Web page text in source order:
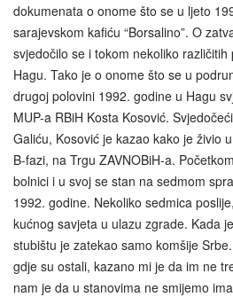
dokumenata o onome što se u ljeto
sarajevskom kafiću “Borsalino”. O
svjedočilo se i tokom nekoliko
Hagu. Tako je o onome što se u
drugoj polovini 1992. godine u Hagu
MUP-a RBiH Kosta Kosović.
Galiću, Kosović je kazao kako je živio
B-fazi, na Trgu ZAVNOBiH‑a.
bolnici i u svoj se stan na sedmom
1992. godine. Nekoliko sedmica
kućnog savjeta u ulazu zgrade. Kada
stubištu je zatekao samo komšije
gdje su ostali, kazano mi je da im ne
nam je da u stanovima ne smijemo